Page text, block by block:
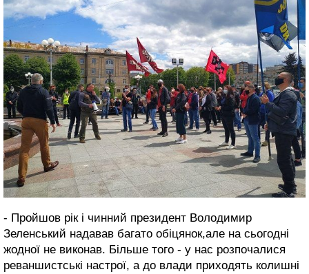
- Пройшов рік і чинний президент Володимир
Зеленський надавав багато обіцянок,але на сьогодні
жодної не виконав. Більше того - у нас розпочалися
реваншистські настрої, а до влади приходять колишні